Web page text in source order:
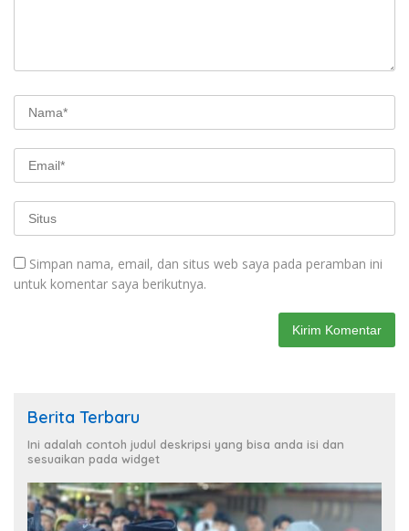
Simpan nama, email, dan situs web saya pada peramban ini
untuk komentar saya berikutnya.
Berita Terbaru
Ini adalah contoh judul deskripsi yang bisa anda isi dan
sesuaikan pada widget